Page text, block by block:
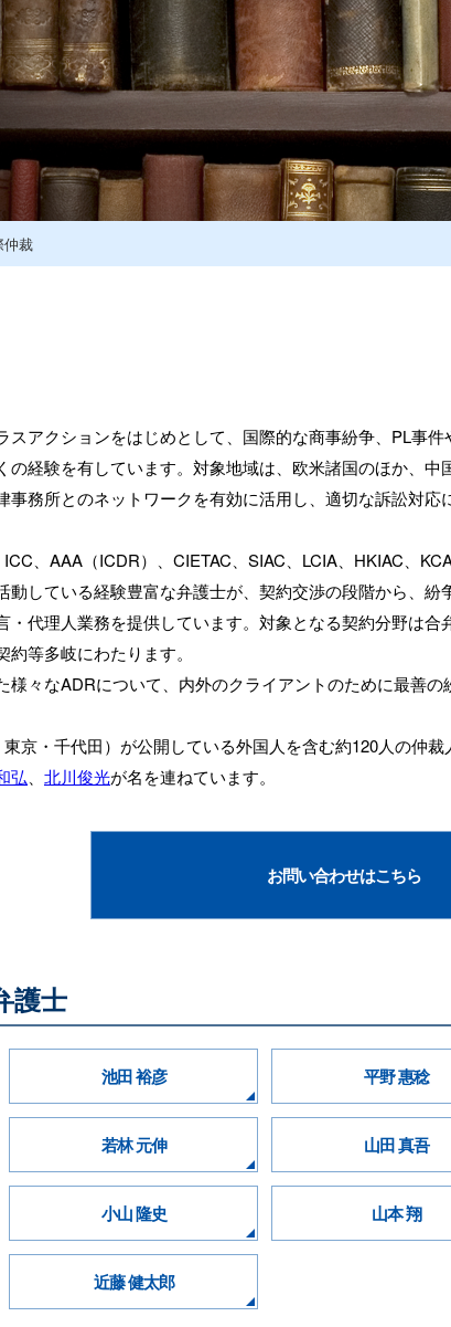
仲裁
スアクションをはじめとして、国際的な商事紛争、PL事
の経験を有しています。対象地域は、欧米諸国のほか、
務所とのネットワークを有効に活用し、適切な訴訟対応
、AAA（ICDR）、CIETAC、SIAC、LCIA、HKIAC、
動している経験豊富な弁護士が、契約交渉の段階から、
・代理人業務を提供しています。対象となる契約分野は
等多岐にわたります。
々なADRについて、内外のクライアントのために最善の
京・千代田）が公開している外国人を含む約120人の仲
弘 北川俊光が名を連ねています。
お問い合わせはこちら
護士
池田 裕彦 平野 惠稔
若林 元伸 山田 真吾
小山 隆史 山本 翔
近藤 健太郎